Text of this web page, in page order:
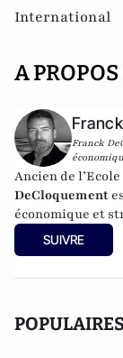
International
A
Franck
Ancien de
DeCloquement
économique et
scientifique de
Appliquée -
Cercle K2, il est
SUIVRE
POPULAIRES